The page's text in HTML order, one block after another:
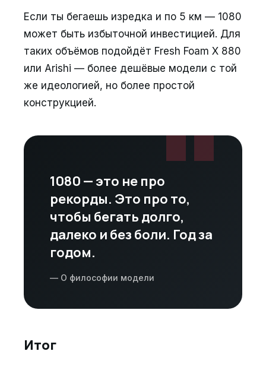
Если ты бегаешь изредка и по 5 км — 1080
может быть избыточной инвестицией. Для
таких объёмов подойдёт Fresh Foam X 880
или Arishi — более дешёвые модели с той
же идеологией, но более простой
конструкцией.
"
1080 — это не про
рекорды. Это про то,
чтобы бегать долго,
далеко и без боли. Год за
годом.
— О философии модели
Итог